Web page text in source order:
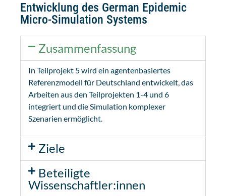
Entwicklung des German Epidemic
Micro-Simulation Systems
Zusammenfassung
In Teilprojekt 5 wird ein agentenbasiertes
Referenzmodell für Deutschland entwickelt, das
Arbeiten aus den Teilprojekten 1-4 und 6
integriert und die Simulation komplexer
Szenarien ermöglicht.
Ziele
Beteiligte
Wissenschaftler:innen